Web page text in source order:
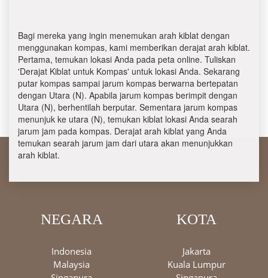
Bagi mereka yang ingin menemukan arah kiblat dengan
menggunakan kompas, kami memberikan derajat arah kiblat.
Pertama, temukan lokasi Anda pada peta online. Tuliskan
'Derajat Kiblat untuk Kompas' untuk lokasi Anda. Sekarang
putar kompas sampai jarum kompas berwarna bertepatan
dengan Utara (N). Apabila jarum kompas berimpit dengan
Utara (N), berhentilah berputar. Sementara jarum kompas
menunjuk ke utara (N), temukan kiblat lokasi Anda searah
jarum jam pada kompas. Derajat arah kiblat yang Anda
temukan searah jarum jam dari utara akan menunjukkan
arah kiblat.
NEGARA
Indonesia
Malaysia
KOTA
Jakarta
Kuala Lumpur